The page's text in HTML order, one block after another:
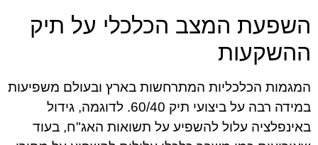
השפעת המצב הכלכלי על תיק
ההשקעות
המגמות הכלכליות המתרחשות בארץ ובעולם משפיעות
במידה רבה על ביצועי תיק 60/40. לדוגמה, גידול
באינפלציה עלול להשפיע על תשואות האג"ח, בעוד